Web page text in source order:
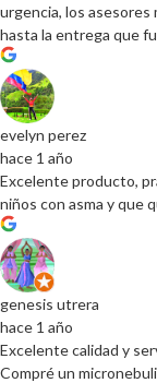
urgencia, los asesores
hasta la entrega que
evelyn perez
hace 1 año
Excelente producto,
niños con asma y que
genesis utrera
hace 1 año
Excelente calidad y
Compré un